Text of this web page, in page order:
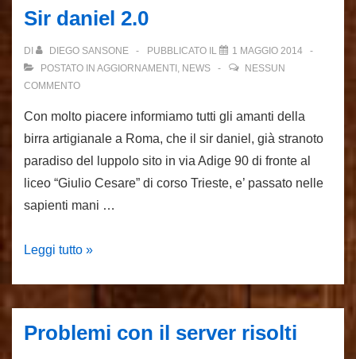
presentano:
Birre
Mondiali
Sir daniel 2.0
DI DIEGO SANSONE PUBBLICATO IL
1 MAGGIO 2014
POSTATO IN AGGIORNAMENTI , NEWS
NESSUN
COMMENTO
Con molto piacere informiamo tutti gli amanti della
birra artigianale a Roma, che il sir daniel, già stranoto
paradiso del luppolo sito in via Adige 90 di fronte al
liceo “Giulio Cesare” di corso Trieste, e’ passato nelle
sapienti mani …
Sir
Leggi tutto »
Problemi con il server risolti